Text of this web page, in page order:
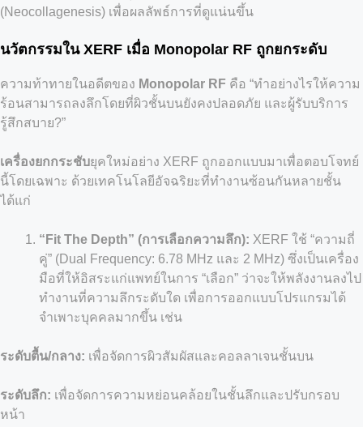
(Neocollagenesis) เพื่อผลลัพธ์การที่ดูแน่นขึ้น
นวัตกรรมใน XERF เมื่อ Monopolar RF ถูกยกระดับ
ความท้าทายในอดีตของ Monopolar RF คือ “ทำอย่างไรให้ความ
ร้อนสามารถลงลึกโดยที่ผิวชั้นบนยังคงปลอดภัย และผู้รับบริการ
รู้สึกสบาย?”
เครื่องยกกระชับยุคใหม่อย่าง XERF ถูกออกแบบมาเพื่อตอบโจทย์
นี้โดยเฉพาะ ด้วยเทคโนโลยีอัจฉริยะที่ทำงานซ้อนกันหลายชั้น
ได้แก่
“Fit The Depth” (การเลือกความลึก): XERF ใช้ “ความถี่
คู่” (Dual Frequency: 6.78 MHz และ 2 MHz) ซึ่งเป็นเครื่อง
มือที่ให้อิสระแก่แพทย์ในการ “เลือก” ว่าจะให้พลังงานลงไป
ทำงานที่ความลึกระดับใด เพื่อการออกแบบโปรแกรมได้
จำเพาะบุคคลมากขึ้น เช่น
ระดับตื้น/กลาง: เพื่อจัดการผิวสัมผัสและคอลลาเจนชั้นบน
ระดับลึก: เพื่อจัดการความหย่อนคล้อยในชั้นลึกและปรับกรอบ
หน้า